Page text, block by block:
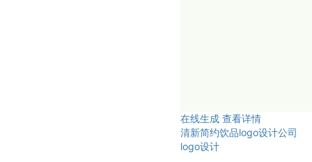
在线生成 查看详情
清新简约饮品logo设计公司
logo设计